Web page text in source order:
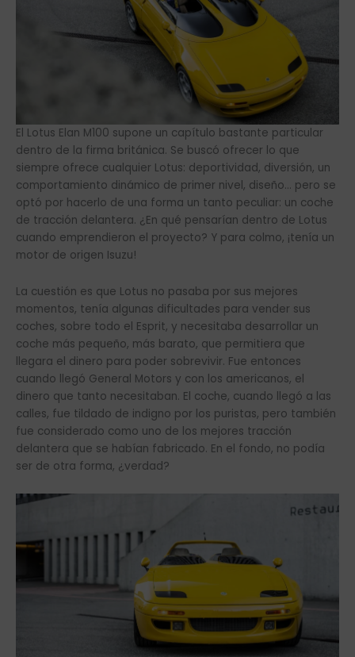
El Lotus Elan M100 supone un capítulo bastante particular
dentro de la firma británica. Se buscó ofrecer lo que
siempre ofrece cualquier Lotus: deportividad, diversión, un
comportamiento dinámico de primer nivel, diseño… pero se
optó por hacerlo de una forma un tanto peculiar: un coche
de tracción delantera. ¿En qué pensarían dentro de Lotus
cuando emprendieron el proyecto? Y para colmo, ¡tenía un
motor de origen Isuzu!
La cuestión es que Lotus no pasaba por sus mejores
momentos, tenía algunas dificultades para vender sus
coches, sobre todo el Esprit, y necesitaba desarrollar un
coche más pequeño, más barato, que permitiera que
llegara el dinero para poder sobrevivir. Fue entonces
cuando llegó General Motors y con los americanos, el
dinero que tanto necesitaban. El coche, cuando llegó a las
calles, fue tildado de indigno por los puristas, pero también
fue considerado como uno de los mejores tracción
delantera que se habían fabricado. En el fondo, no podía
ser de otra forma, ¿verdad?